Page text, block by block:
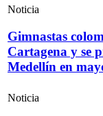
Noticia
Gimnastas
Cartagena y se
Medellín en
Noticia